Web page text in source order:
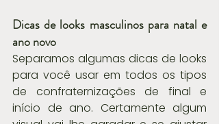
Dicas de looks masculinos para natal e
ano novo
Separamos algumas dicas de looks
para você usar em todos os tipos
de confraternizações de final e
início de ano. Certamente algum